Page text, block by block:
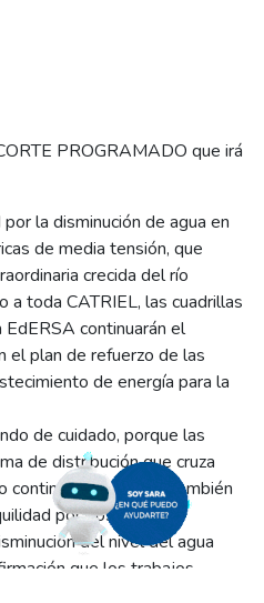
PROGRAMADO que irá
la disminución de agua en
de media tensión, que
crecida del río
a toda CATRIEL, las cuadrillas
continuarán el
el plan de refuerzo de las
de energía para la
de cuidado, porque las
de distribución que cruza
bajo agua, también
por dos factores
del nivel del agua
que los trabajos